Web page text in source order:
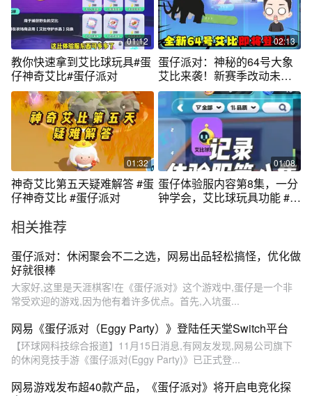
01:12
教你快速拿到艾比球玩具#蛋
仔神奇艾比#蛋仔派对
02:13
蛋仔派对：神秘的64号大象
艾比来袭！新赛季改动未免
也太多了！
01:32
神奇艾比第五天疑难解答 #蛋
仔神奇艾比 #蛋仔派对
01:08
蛋仔体验服内容第8集，一分
钟学会，艾比球玩具功能 #蛋
相关推荐
蛋仔派对：休闲聚会不二之选，网易出品轻松搞怪，优化做
好就很棒
大家好,这里是天涯棋客!在《蛋仔派对》这个游戏中,蛋仔是一个非
常受欢迎的游戏,因为他有着许多优点。首先,入坑蛋...
网易《蛋仔派对（Eggy Party）》登陆任天堂Switch平台
【环球网科技综合报道】11月15日消息,有网友发现,网易公司旗下
的休闲竞技手游《蛋仔派对(Eggy Party)》已正式登...
网易游戏发布超40款产品，《蛋仔派对》将开启电竞化探